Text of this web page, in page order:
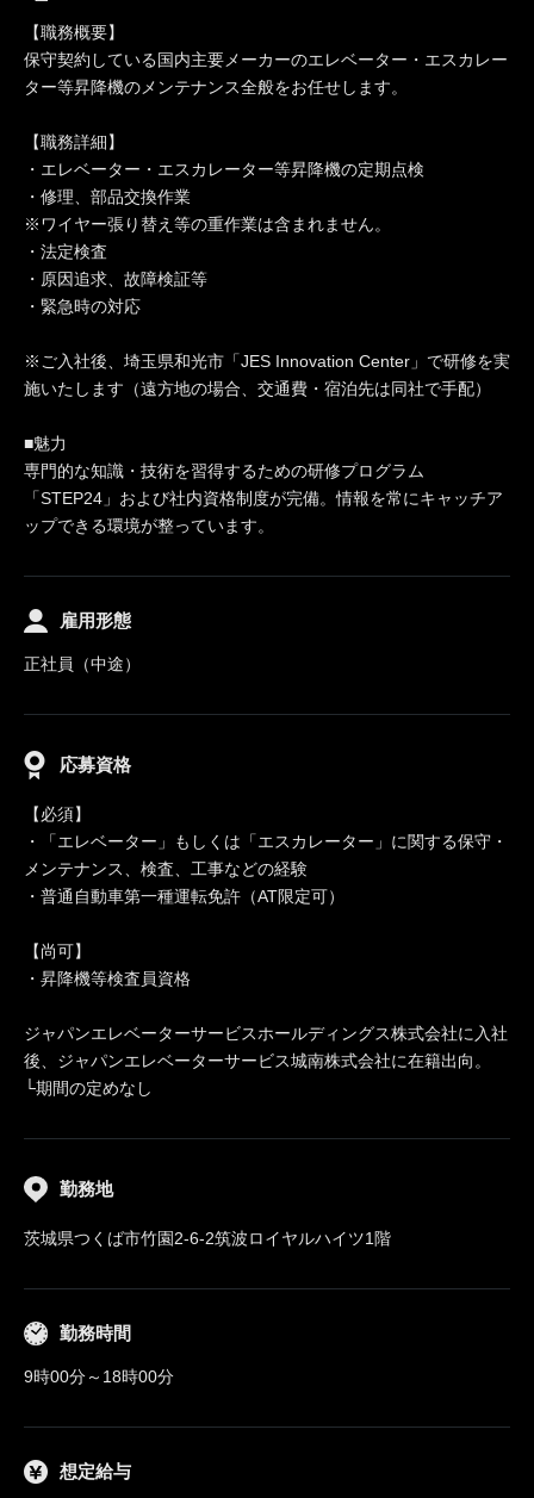
【職務概要】
保守契約している国内主要メーカーのエレベーター・エスカレー
ター等昇降機のメンテナンス全般をお任せします。
【職務詳細】
・エレベーター・エスカレーター等昇降機の定期点検
・修理、部品交換作業
※ワイヤー張り替え等の重作業は含まれません。
・法定検査
・原因追求、故障検証等
・緊急時の対応
※ご入社後、埼玉県和光市「JES Innovation Center」で研修を実
施いたします（遠方地の場合、交通費・宿泊先は同社で手配）
■魅力
専門的な知識・技術を習得するための研修プログラム
「STEP24」および社内資格制度が完備。情報を常にキャッチア
ップできる環境が整っています。
雇用形態
正社員（中途）
応募資格
【必須】
・「エレベーター」もしくは「エスカレーター」に関する保守・
メンテナンス、検査、工事などの経験
・普通自動車第一種運転免許（AT限定可）
【尚可】
・昇降機等検査員資格
ジャパンエレベーターサービスホールディングス株式会社に入社
後、ジャパンエレベーターサービス城南株式会社に在籍出向。
└期間の定めなし
勤務地
茨城県つくば市竹園2-6-2筑波ロイヤルハイツ1階
勤務時間
9時00分～18時00分
想定給与